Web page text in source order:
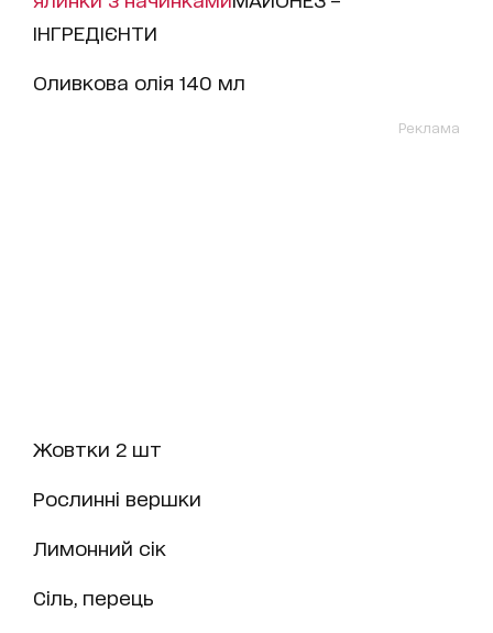
ІНГРЕДІЄНТИ
Оливкова олія 140 мл
Реклама
Жовтки 2 шт
Рослинні вершки
Лимонний сік
Сіль, перець